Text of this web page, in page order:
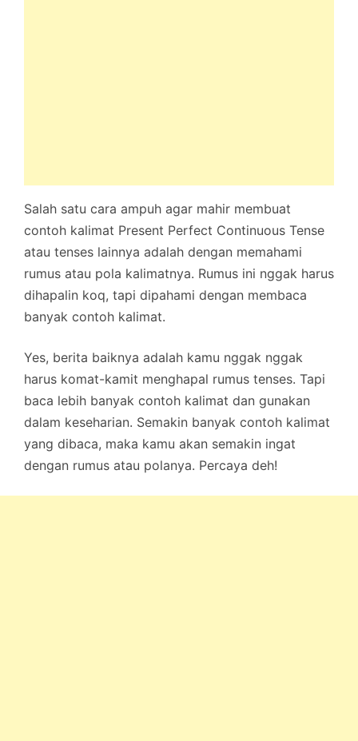
Salah satu cara ampuh agar mahir membuat
contoh kalimat Present Perfect Continuous Tense
atau tenses lainnya adalah dengan memahami
rumus atau pola kalimatnya. Rumus ini nggak harus
dihapalin koq, tapi dipahami dengan membaca
banyak contoh kalimat.
Yes, berita baiknya adalah kamu nggak nggak
harus komat-kamit menghapal rumus tenses. Tapi
baca lebih banyak contoh kalimat dan gunakan
dalam keseharian. Semakin banyak contoh kalimat
yang dibaca, maka kamu akan semakin ingat
dengan rumus atau polanya. Percaya deh!